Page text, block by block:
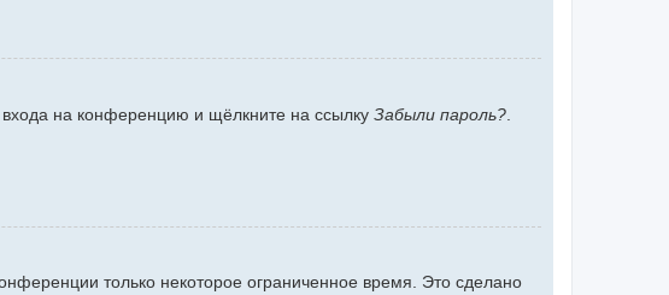
входа на конференцию и щёлкните на ссылку Забыли пароль?
только некоторое ограниченное время. Это сделано